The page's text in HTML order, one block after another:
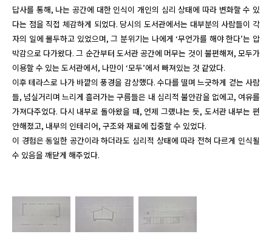
답사를 통해, 나는 공간에 대한 인식이 개인의 심리 상태에 따라 변화할 수 있
다는 점을 직접 체감하게 되었다. 당시의 도서관에서는 대부분의 사람들이 각
자의 일에 몰두하고 있었으며, 그 분위기는 나에게 ‘무언가를 해야 한다’는 압
박감으로 다가왔다. 그 순간부터 도서관 공간에 머무는 것이 불편해져, 모두가
이용할 수 있는 도서관에서, 나만이 ‘모두’에서 빠져있는 것 같았다.
이후 테라스로 나가 바깥의 풍경을 감상했다. 수다를 떨며 느긋하게 걷는 사람
들, 넘실거리며 느리게 흘러가는 구름들은 내 심리적 불안감을 없에고, 여유를
가져다주었다. 다시 내부로 돌아왔을 때, 언제 그랬냐는 듯, 도서관 내부는 편
안해졌고, 내부의 인테리어, 구조와 재료에 집중할 수 있었다.
이 경험은 동일한 공간이라 하더라도 심리적 상태에 따라 전혀 다르게 인식될
수 있음을 깨닫게 해주었다.